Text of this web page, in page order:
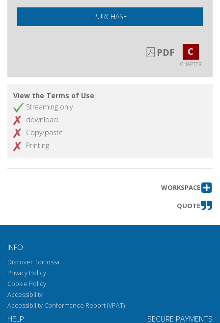
PURCHASE
PDF C
CHAPTER
View the Terms of Use
Streaming only
download
Copy/paste
Printing
WORKSPACE
QUOTE
INFO
Discover Torrossa
Privacy Policy
Cookie Policy
Accessibility
Accessibility Conformance Report (VPAT)
HELP SECURE PAYMENTS